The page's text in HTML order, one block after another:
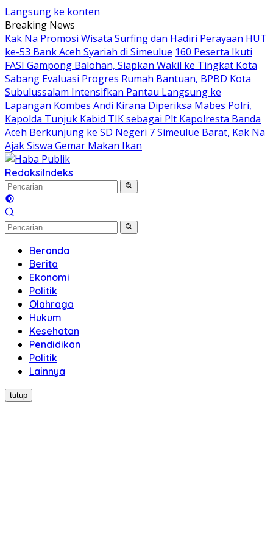
Langsung ke konten
Breaking News
Kak Na Promosi Wisata Surfing dan Hadiri Perayaan HUT
ke-53 Bank Aceh Syariah di Simeulue 160 Peserta Ikuti
FASI Gampong Balohan, Siapkan Wakil ke Tingkat Kota
Sabang Evaluasi Progres Rumah Bantuan, BPBD Kota
Subulussalam Intensifkan Pantau Langsung ke
Lapangan Kombes Andi Kirana Diperiksa Mabes Polri,
Kapolda Tunjuk Kabid TIK sebagai Plt Kapolresta Banda
Aceh Berkunjung ke SD Negeri 7 Simeulue Barat, Kak Na
Ajak Siswa Gemar Makan Ikan
RedaksiIndeks
Beranda
Berita
Ekonomi
Politik
Olahraga
Hukum
Kesehatan
Pendidikan
Politik
Lainnya
tutup